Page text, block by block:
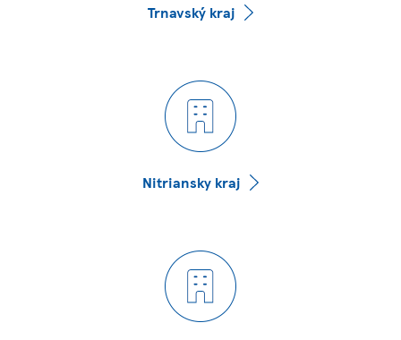
Trnavský kraj
Nitriansky kraj